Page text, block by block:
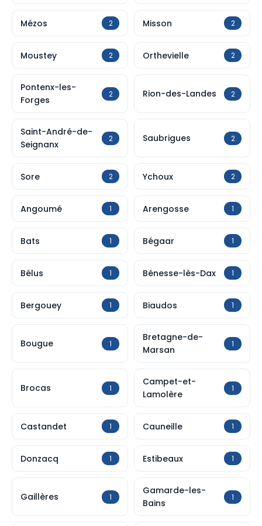
Mézos 2 Misson 2
Moustey 2 Orthevielle 2
Pontenx-les-
Forges
2 Rion-des-Landes 2
Saint-André-de-
Seignanx
2 Saubrigues 2
Sore 2 Ychoux 2
Angoumé 1 Arengosse 1
Bats 1 Bégaar 1
Bélus 1 Bénesse-lès-Dax 1
Bergouey 1 Biaudos 1
Bougue 1
Bretagne-de-
Marsan
1
Brocas 1
Campet-et-
Lamolère
1
Castandet 1 Cauneille 1
Donzacq 1 Estibeaux 1
Gaillères 1
Gamarde-les-
Bains
1